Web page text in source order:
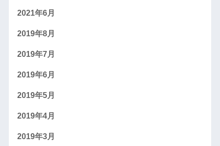
2021年6月
2019年8月
2019年7月
2019年6月
2019年5月
2019年4月
2019年3月